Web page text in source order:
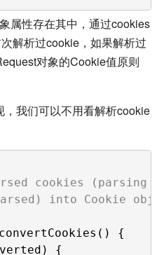
属性存在其中，通过cookies
解析过cookie，如果解析过
对象的Cookie值原则
我们可以不用看解析cookie
cookies (parsing
into Cookie
convertCookies() {
{